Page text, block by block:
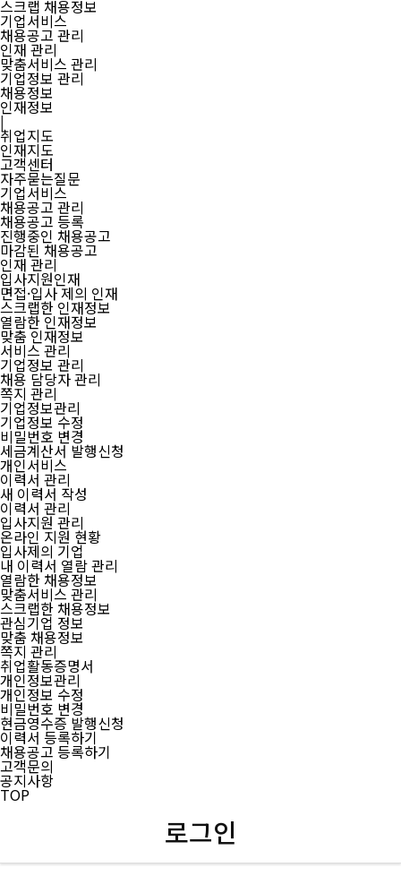
스크랩 채용정보
기업서비스
채용공고 관리
인재 관리
맞춤서비스 관리
기업정보 관리
채용정보
인재정보
|
취업지도
인재지도
고객센터
자주묻는질문
기업서비스
채용공고 관리
채용공고 등록
진행중인 채용공고
마감된 채용공고
인재 관리
입사지원인재
면접·입사 제의 인재
스크랩한 인재정보
열람한 인재정보
맞춤 인재정보
서비스 관리
기업정보 관리
채용 담당자 관리
쪽지 관리
기업정보관리
기업정보 수정
비밀번호 변경
세금계산서 발행신청
개인서비스
이력서 관리
새 이력서 작성
이력서 관리
입사지원 관리
온라인 지원 현황
입사제의 기업
내 이력서 열람 관리
열람한 채용정보
맞춤서비스 관리
스크랩한 채용정보
관심기업 정보
맞춤 채용정보
쪽지 관리
취업활동증명서
개인정보관리
개인정보 수정
비밀번호 변경
현금영수증 발행신청
이력서 등록하기
채용공고 등록하기
고객문의
공지사항
TOP
로그인